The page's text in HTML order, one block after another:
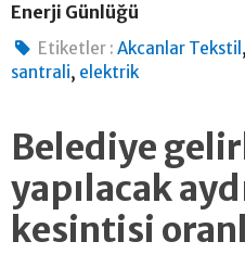
Enerji Günlüğü
Etiketler : Akcanlar Tekstil ,
santrali, elektrik
Belediye
yapılacak
kesintisi